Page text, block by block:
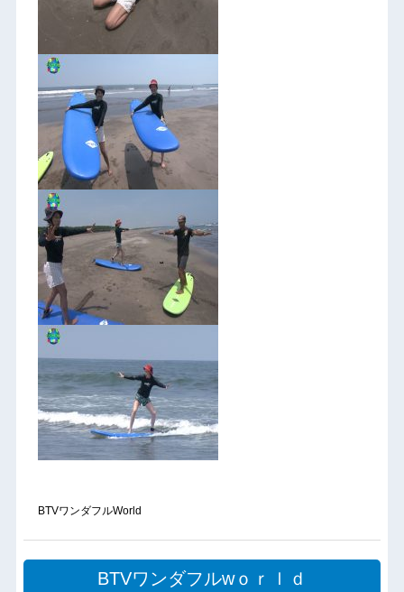
BTVワンダフルWorld
BTVワンダフルwｏｒｌｄ